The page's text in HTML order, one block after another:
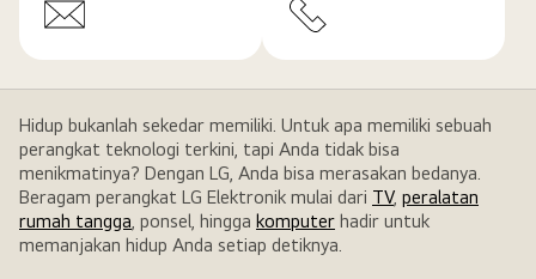
Hidup bukanlah sekedar memiliki. Untuk apa memiliki sebuah
perangkat teknologi terkini, tapi Anda tidak bisa
menikmatinya? Dengan LG, Anda bisa merasakan bedanya.
Beragam perangkat LG Elektronik mulai dari TV, peralatan
rumah tangga , ponsel, hingga komputer hadir untuk
memanjakan hidup Anda setiap detiknya.